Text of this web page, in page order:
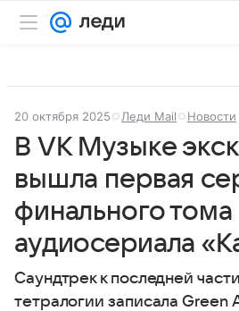
20 октября 2025 Леди Mail Новости
В VK Музыке
вышла первая
финального тома
аудиосериала
Саундтрек к последней
тетралогии записала Green